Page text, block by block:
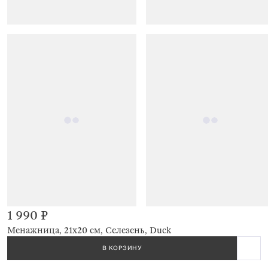
Менажница, 21х20 см, Селезень, Duck
1 990 ₽
В КОРЗИНУ